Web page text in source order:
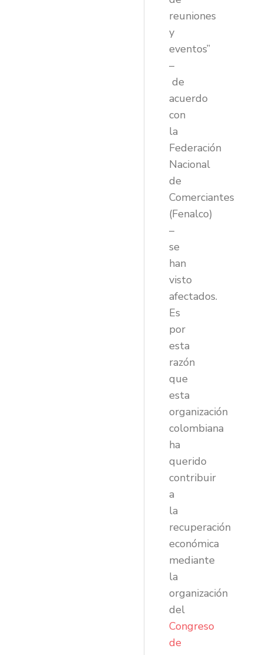
reuniones
y
eventos”
–
de
acuerdo
con
la
Federación
Nacional
de
Comerciantes
(Fenalco)
–
se
han
visto
afectados.
Es
por
esta
razón
que
esta
organización
colombiana
ha
querido
contribuir
a
la
recuperación
económica
mediante
la
organización
del
Congreso
de